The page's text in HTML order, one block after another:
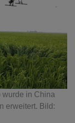
wurde in China
erweitert. Bild: